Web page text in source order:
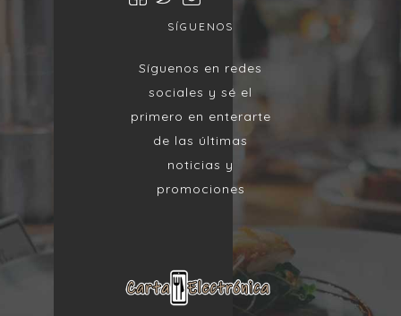
SÍGUENOS
Síguenos en redes
sociales y sé el
primero en enterarte
de las últimas
noticias y
promociones